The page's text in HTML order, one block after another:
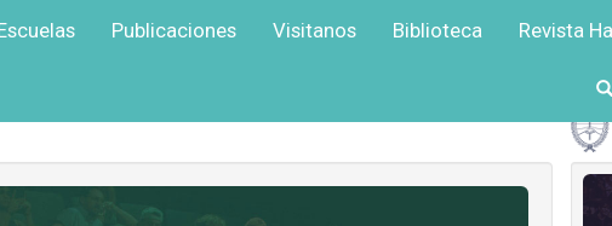
Publicaciones Visitanos Biblioteca Revista